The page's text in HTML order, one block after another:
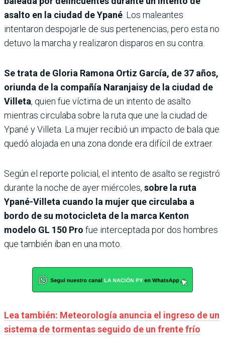
asalto en la ciudad de Ypané. Los maleantes
intentaron despojarle de sus pertenencias, pero esta no
detuvo la marcha y realizaron disparos en su contra.
Se trata de Gloria Ramona Ortiz García, de 37 años,
oriunda de la compañía Naranjaisy de la ciudad de
Villeta, quien fue víctima de un intento de asalto
mientras circulaba sobre la ruta que une la ciudad de
Ypané y Villeta. La mujer recibió un impacto de bala que
quedó alojada en una zona donde era difícil de extraer.
Según el reporte policial, el intento de asalto se registró
durante la noche de ayer miércoles, sobre la ruta
Ypané-Villeta cuando la mujer que circulaba a
bordo de su motocicleta de la marca Kenton
modelo GL 150 Pro fue interceptada por dos hombres
que también iban en una moto.
Lea también: Meteorología anuncia el ingreso de un
sistema de tormentas seguido de un frente frío